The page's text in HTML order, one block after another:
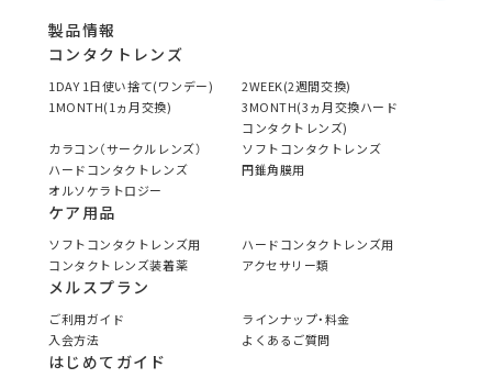
製品情報
コンタクトレンズ
1DAY 1日使い捨て(ワンデー)
2WEEK(2週間交換)
1MONTH(1ヵ月交換)
3MONTH(3ヵ月交換ハード
コンタクトレンズ)
カラコン（サークルレンズ）
ソフトコンタクトレンズ
ハードコンタクトレンズ
円錐角膜用
オルソケラトロジー
ケア用品
ソフトコンタクトレンズ用
ハードコンタクトレンズ用
コンタクトレンズ装着薬
アクセサリー類
メルスプラン
ご利用ガイド
ラインナップ・料金
入会方法
よくあるご質問
はじめてガイド